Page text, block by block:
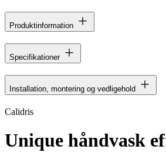
Produktinformation
Specifikationer
Installation, montering og vedligehold
Calidris
Unique håndvask